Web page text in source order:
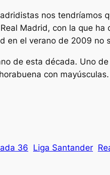
nos
Madrid, con la que
en el verano de 2009
de esta década. Uno
con mayúsculas.
36 Liga Santander